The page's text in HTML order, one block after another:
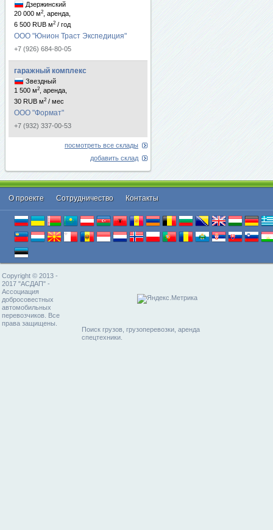
Дзержинский
20 000 м2
, аренда,
6 500 RUB м2 / год
ООО "Юнион Траст Экспедиция"
+7 (926) 684-80-05
гаражный комплекс
Звездный
1 500 м2
, аренда,
30 RUB м2 / мес
ООО "Формат"
+7 (932) 337-00-53
посмотреть все склады
добавить склад
О проекте Cотрудничество Контакты
Copyright © 2013 -
2017 "АСДАП" -
Ассоциация
добросовестных
автомобильных
перевозчиков. Все
права защищены.
Поиск грузов, грузоперевозки, аренда
спецтехники.